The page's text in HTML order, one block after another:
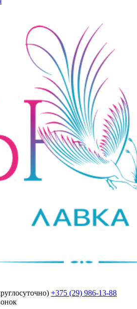
+375 (29) 986-13-88